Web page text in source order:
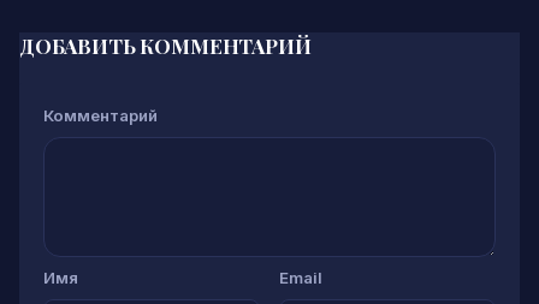
ДОБАВИТЬ КОММЕНТАРИЙ
Комментарий
Имя Email